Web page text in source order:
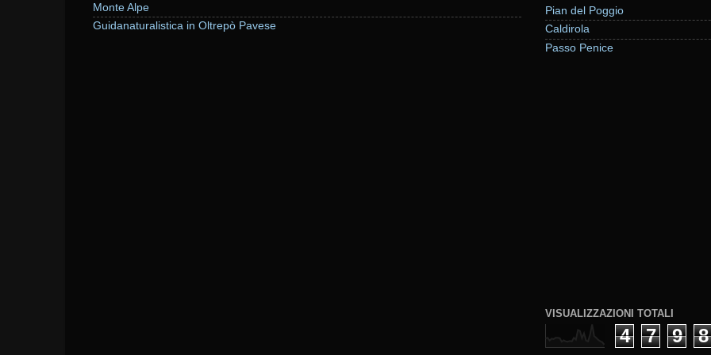
Monte Alpe
Guidanaturalistica in Oltrepò Pavese
Pian del Poggio
Caldirola
Passo Penice
VISUALIZZAZIONI TOTALI
4 7 9 8